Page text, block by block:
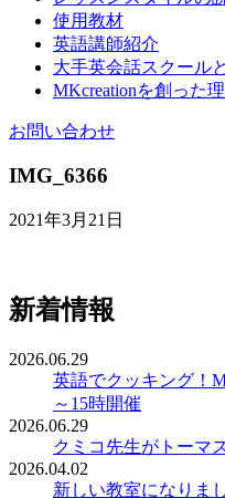
使用教材
英語講師紹介
大手英会話スクール
MKcreationを創った
お問い合わせ
IMG_6366
2021年3月21日
新着情報
2026.06.29
英語でクッキング！
～15時開催
2026.06.29
クミコ先生がトーマ
2026.04.02
新しい教室になりま